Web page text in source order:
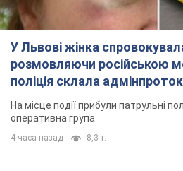
У Львові жінка
розмовляючи російською
поліція склала
На місце події прибули патрульні
оперативна група
4 часа назад 8,3 т.